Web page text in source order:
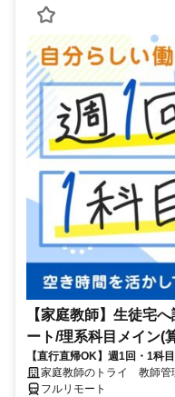
【家庭教師】生徒宅
ート/理系科目メイン(
【直行直帰OK】週1回・1科
家庭教師のトライ 教師管
フルリモート